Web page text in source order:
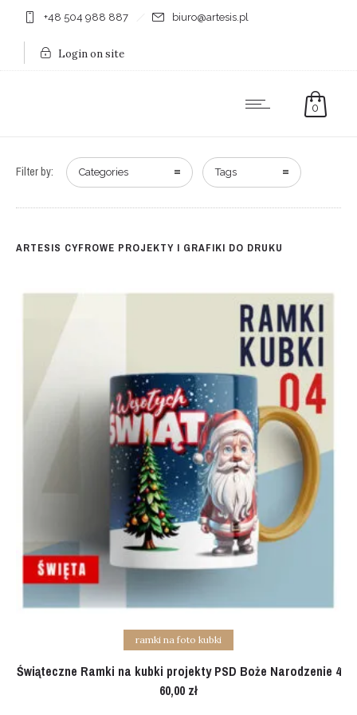
+48 504 988 887 biuro@artesis.pl
Login on site
0
Filter by: Categories Tags
ARTESIS CYFROWE PROJEKTY I GRAFIKI DO DRUKU
Add to cart
ramki na foto kubki
Świąteczne Ramki na kubki projekty PSD Boże Narodzenie 4
60,00 zł